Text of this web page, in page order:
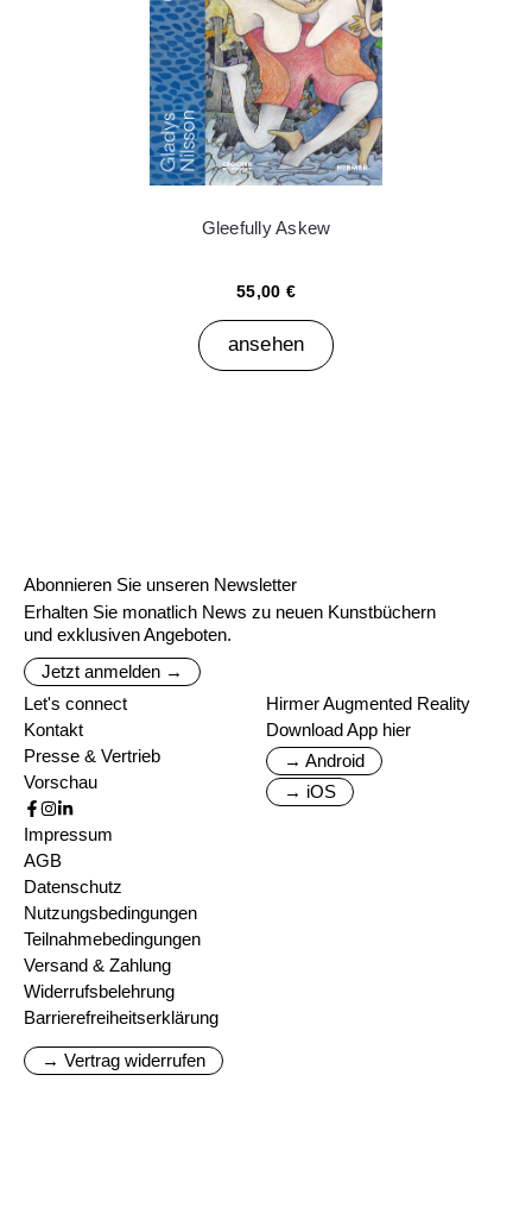
Gleefully Askew
55,00 €
ansehen
Abonnieren Sie unseren Newsletter
Erhalten Sie monatlich News zu neuen Kunstbüchern
und exklusiven Angeboten.
Jetzt anmelden →
Let's connect
Kontakt
Presse & Vertrieb
Vorschau
Hirmer Augmented Reality
Download App hier
→ Android
→ iOS
Impressum
AGB
Datenschutz
Nutzungsbedingungen
Teilnahmebedingungen
Versand & Zahlung
Widerrufsbelehrung
Barrierefreiheitserklärung
→ Vertrag widerrufen